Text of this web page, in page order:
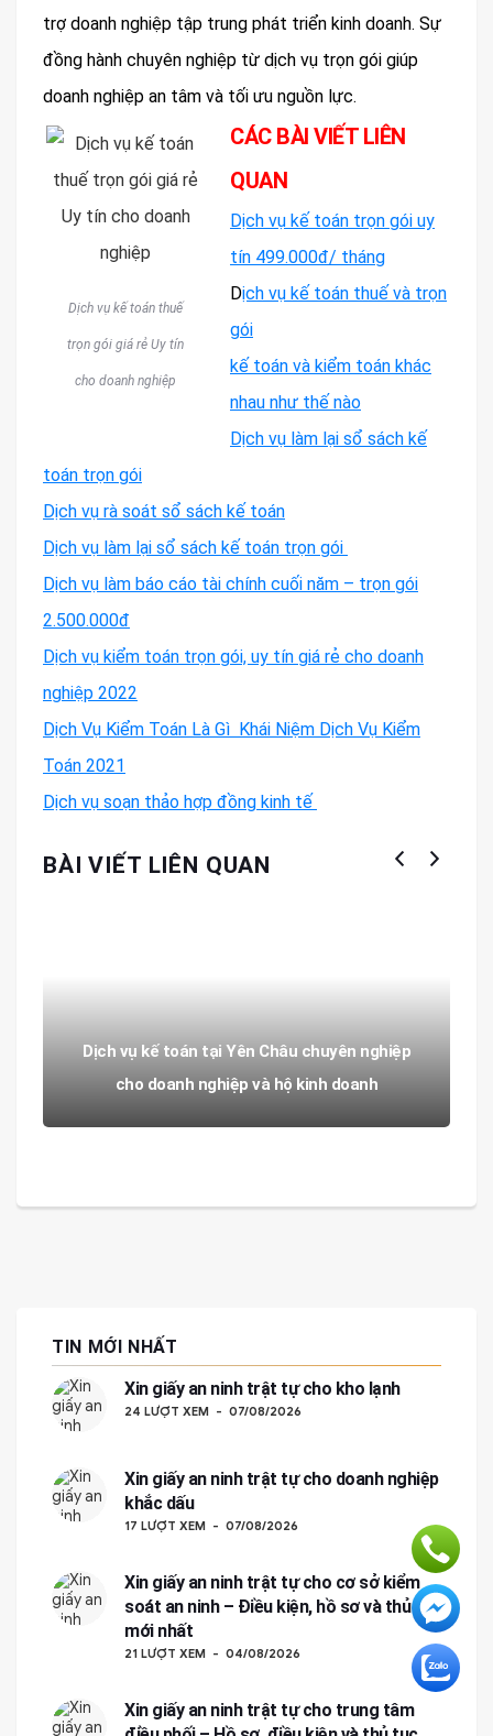
trợ doanh nghiệp tập trung phát triển kinh doanh. Sự
đồng hành chuyên nghiệp từ dịch vụ trọn gói giúp
doanh nghiệp an tâm và tối ưu nguồn lực.
Dịch vụ kế toán thuế
trọn gói giá rẻ Uy tín
cho doanh nghiệp
CÁC BÀI VIẾT LIÊN
QUAN
Dịch vụ kế toán trọn gói uy
tín 499.000đ/ tháng
Dịch vụ kế toán thuế và trọn
gói
kế toán và kiểm toán khác
nhau như thế nào
Dịch vụ làm lại sổ sách kế
toán trọn gói
Dịch vụ rà soát sổ sách kế toán
Dịch vụ làm lại sổ sách kế toán trọn gói
Dịch vụ làm báo cáo tài chính cuối năm – trọn gói
2.500.000đ
Dịch vụ kiểm toán trọn gói, uy tín giá rẻ cho doanh
nghiệp 2022
Dịch Vụ Kiểm Toán Là Gì Khái Niệm Dịch Vụ Kiểm
Toán 2021
Dịch vụ soạn thảo hợp đồng kinh tế
BÀI VIẾT LIÊN QUAN
Dịch vụ kế toán tại Yên Châu chuyên nghiệp
cho doanh nghiệp và hộ kinh doanh
TIN MỚI NHẤT
Xin giấy an ninh trật tự cho kho lạnh
24 LƯỢT XEM 07/08/2026
Xin giấy an ninh trật tự cho doanh nghiệp
khắc dấu
17 LƯỢT XEM 07/08/2026
Xin giấy an ninh trật tự cho cơ sở kiểm
soát an ninh – Điều kiện, hồ sơ và thủ tục
mới nhất
21 LƯỢT XEM 04/08/2026
Xin giấy an ninh trật tự cho trung tâm